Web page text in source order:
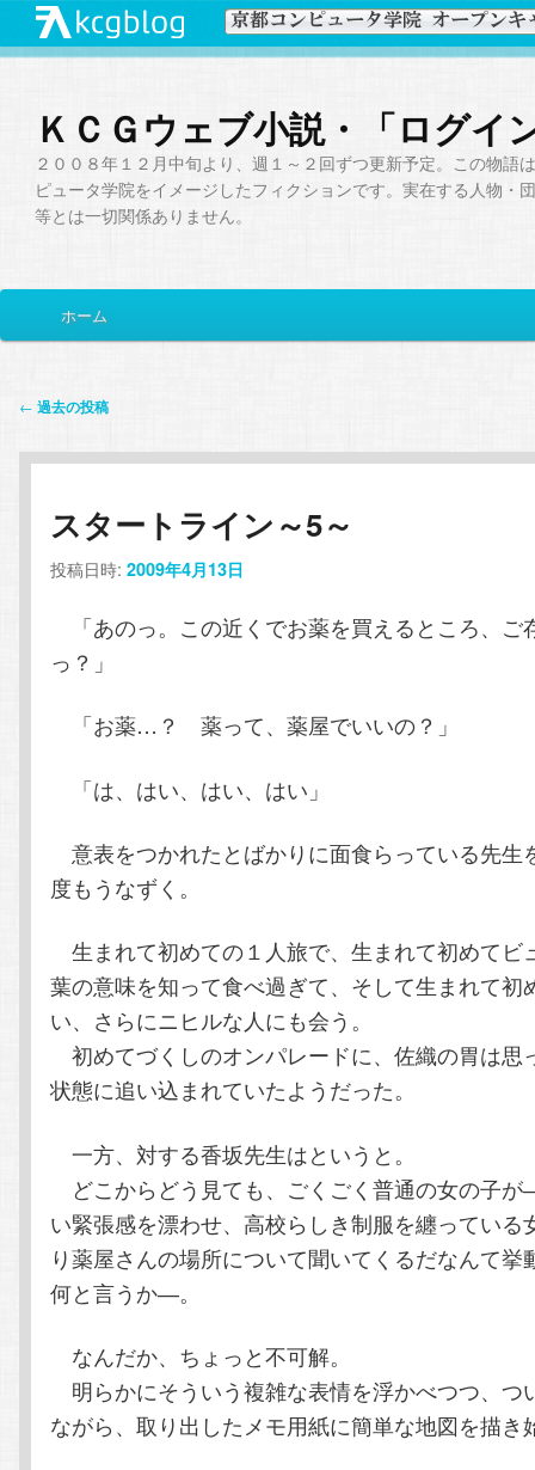
ＫＣＧウェブ小説・「ログイ
２００８年１２月中旬より、週１～２回ずつ更新予定。この物語
ピュータ学院をイメージしたフィクションです。実在する人物・
等とは一切関係ありません。
イ
メ
ン
ツ
へ
移
動
サ
ツ
へ
移
動
ホーム
投
ナ
← 過去の投稿
スタートライン～5～
投稿日時:2009年4月13日
「あのっ。この近くでお薬を買えるところ、ご
っ？」
「お薬…？ 薬って、薬屋でいいの？」
「は、はい、はい、はい」
意表をつかれたとばかりに面食らっている先生
度もうなずく。
生まれて初めての１人旅で、生まれて初めてビ
葉の意味を知って食べ過ぎて、そして生まれて初
い、さらにニヒルな人にも会う。
初めてづくしのオンパレードに、佐織の胃は思
状態に追い込まれていたようだった。
一方、対する香坂先生はというと。
どこからどう見ても、ごくごく普通の女の子
い緊張感を漂わせ、高校らしき制服を纏っている
り薬屋さんの場所について聞いてくるだなんて挙
何と言うか―。
なんだか、ちょっと不可解。
明らかにそういう複雑な表情を浮かべつつ、つ
ながら、取り出したメモ用紙に簡単な地図を描き